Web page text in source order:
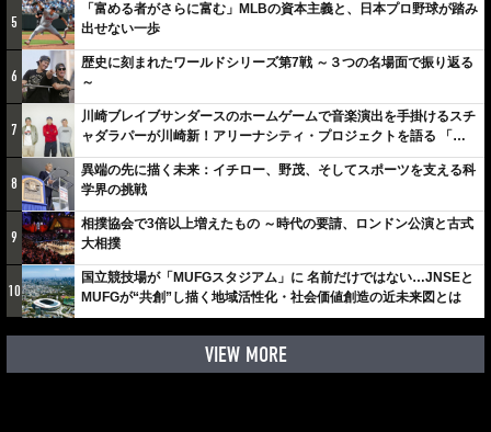
5
「富める者がさらに富む」MLBの資本主義と、日本プロ野球が踏み
出せない一歩
6
歴史に刻まれたワールドシリーズ第7戦 ～３つの名場面で振り返る
～
7
川崎ブレイブサンダースのホームゲームで音楽演出を手掛けるスチ
ャダラパーが川崎新！アリーナシティ・プロジェクトを語る 「楽
しみでしかないでしょ。川崎は、ずっと成長曲線だから」
8
異端の先に描く未来：イチロー、野茂、そしてスポーツを支える科
学界の挑戦
9
相撲協会で3倍以上増えたもの ～時代の要請、ロンドン公演と古式
大相撲
10
国立競技場が「MUFGスタジアム」に 名前だけではない…JNSEと
MUFGが“共創”し描く地域活性化・社会価値創造の近未来図とは
VIEW MORE